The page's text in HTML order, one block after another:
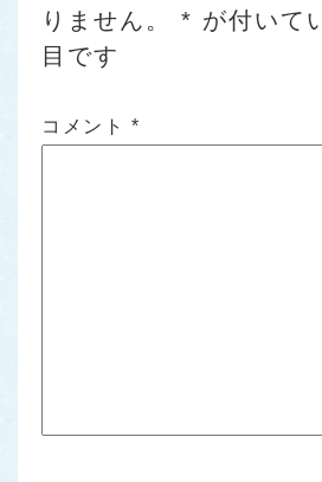
りません。
* が付いて
目です
コメント *